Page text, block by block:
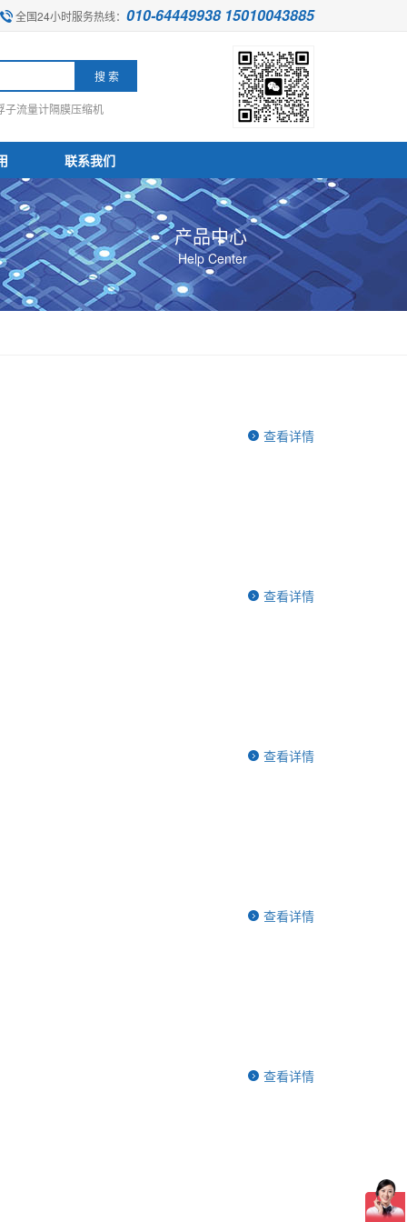
全国24小时服务热线： 010-64449938 15010043885
子流量计隔膜压缩机
联系我们
产品中心
Help Center
查看详情
查看详情
查看详情
查看详情
查看详情